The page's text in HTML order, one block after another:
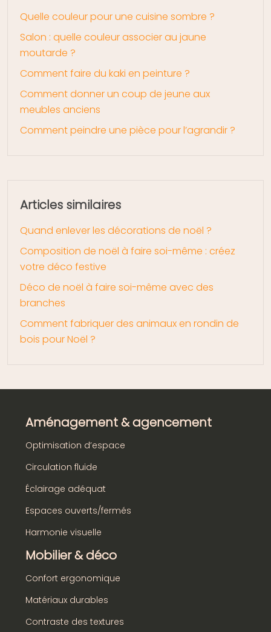
Quelle couleur pour une cuisine sombre ?
Salon : quelle couleur associer au jaune
moutarde ?
Comment faire du kaki en peinture ?
Comment donner un coup de jeune aux
meubles anciens
Comment peindre une pièce pour l’agrandir ?
Articles similaires
Quand enlever les décorations de noël ?
Composition de noël à faire soi-même : créez
votre déco festive
Déco de noël à faire soi-même avec des
branches
Comment fabriquer des animaux en rondin de
bois pour Noël ?
Aménagement & agencement
Optimisation d’espace
Circulation fluide
Éclairage adéquat
Espaces ouverts/fermés
Harmonie visuelle
Mobilier & déco
Confort ergonomique
Matériaux durables
Contraste des textures